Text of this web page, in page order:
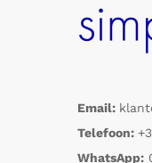
Email:
Telefoon:
WhatsApp: